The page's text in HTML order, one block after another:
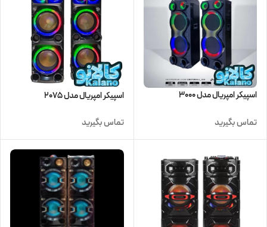
اسپیکر امپریال مدل 3000
تماس بگیرید
اسپیکر امپریال مدل 2075
تماس بگیرید